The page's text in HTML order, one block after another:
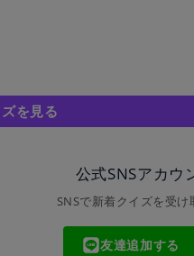
を見る
公式SNSアカウ
SNSで新着クイズを受け
友達追加する